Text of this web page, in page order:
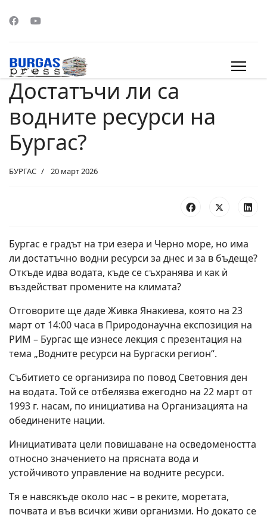
Достатъчи ли са
водните ресурси на
Бургас?
БУРГАС 20 март 2026
Бургас е градът на три езера и Черно море, но има
ли достатъчно водни ресурси за днес и за в бъдеще?
Откъде идва водата, къде се съхранява и как ѝ
въздействат промените на климата?
Отговорите ще даде Живка Янакиева, която на 23
март от 14:00 часа в Природонаучна експозиция на
РИМ – Бургас ще изнесе лекция с презентация на
тема „Водните ресурси на Бургаски регион“.
Събитието се организира по повод Световния ден
на водата. Той се отбелязва ежегодно на 22 март от
1993 г. насам, по инициатива на Организацията на
обединените нации.
Инициативата цели повишаване на осведомеността
относно значението на прясната вода и
устойчивото управление на водните ресурси.
Тя е навсякъде около нас – в реките, моретата,
почвата и във всички живи организми. Но докато се